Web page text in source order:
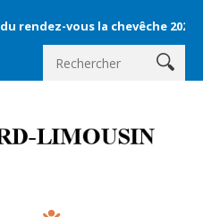
vous la chevêche 2026 ! La